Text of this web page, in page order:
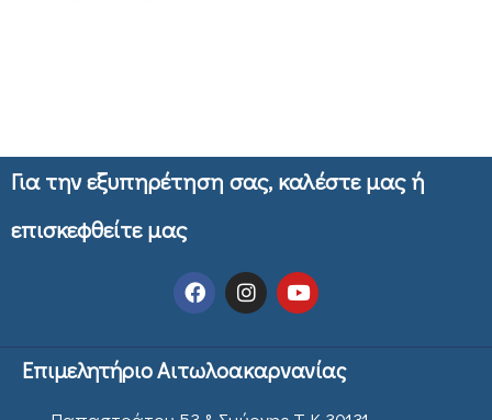
Για την εξυπηρέτηση σας, καλέστε μας ή
επισκεφθείτε μας
Επιμελητήριο Αιτωλοακαρνανίας